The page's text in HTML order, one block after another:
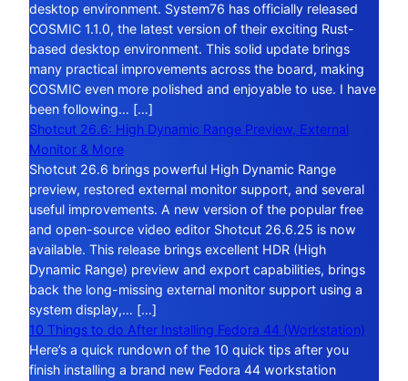
desktop environment. System76 has officially released
COSMIC 1.1.0, the latest version of their exciting Rust-
based desktop environment. This solid update brings
many practical improvements across the board, making
COSMIC even more polished and enjoyable to use. I have
been following… […]
Shotcut 26.6: High Dynamic Range Preview, External
Monitor & More
Shotcut 26.6 brings powerful High Dynamic Range
preview, restored external monitor support, and several
useful improvements. A new version of the popular free
and open-source video editor Shotcut 26.6.25 is now
available. This release brings excellent HDR (High
Dynamic Range) preview and export capabilities, brings
back the long-missing external monitor support using a
system display,… […]
10 Things to do After Installing Fedora 44 (Workstation)
Here’s a quick rundown of the 10 quick tips after you
finish installing a brand new Fedora 44 workstation